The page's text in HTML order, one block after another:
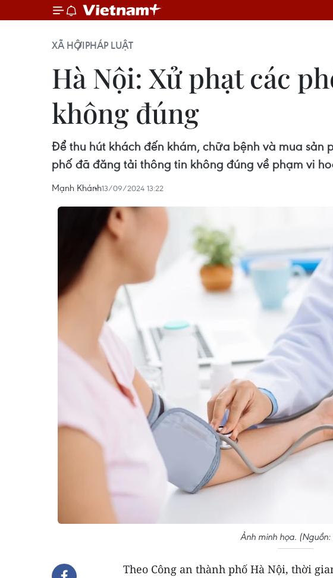
XÃ HỘIPHÁP LUẬT
Hà Nội: Xử phạt các
không đúng
Để thu hút khách đến khám, chữa bệnh và mua
phố đã đăng tải thông tin không đúng về phạm vi
Mạnh Khánh13/09/2024 13:22
Ảnh minh họa. (Nguồn:
Theo Công an thành phố Hà Nội, thời